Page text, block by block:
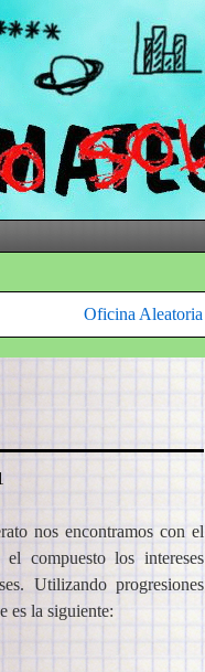
Oficina Aleatoria
nos encontramos con el
compuesto los intereses
Utilizando progresiones
es la siguiente: